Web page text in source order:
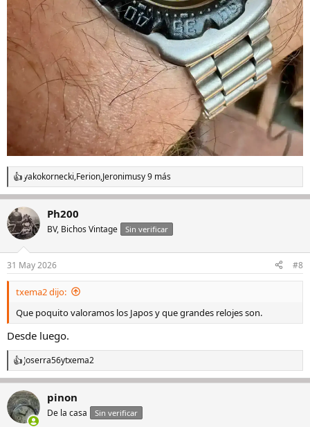
R
e
c
c
i
e
s
yakokornecki,Ferion,Jeronimusy 9 más
Ph200
BV, Bichos Vintage Sin verificar
31 May 2026 #8
txema2 dijo:
Que poquito valoramos los Japos y que grandes relojes son.
Desde luego.
R
e
c
c
i
Joserra56ytxema2
pinon
De la casa Sin verificar